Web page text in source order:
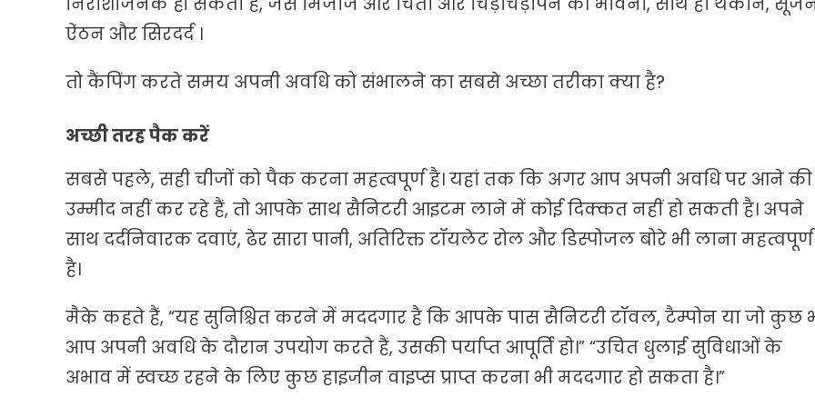
ऐंठन और सिरदर्द ।
तो कैंपिंग करते समय अपनी अवधि को संभालने का सबसे अच्छा तरीका क्या है?
अच्छी तरह पैक करें
सबसे पहले, सही चीजों को पैक करना महत्वपूर्ण है। यहां तक ​​​​कि अगर आप अपनी अवधि पर आने की
उम्मीद नहीं कर रहे हैं, तो आपके साथ सैनिटरी आइटम लाने में कोई दिक्कत नहीं हो सकती है। अपने
साथ दर्दनिवारक दवाएं, ढेर सारा पानी, अतिरिक्त टॉयलेट रोल और डिस्पोजल बोरे भी लाना महत्वपूर्ण
है।
मैके कहते हैं, “यह सुनिश्चित करने में मददगार है कि आपके पास सैनिटरी टॉवल, टैम्पोन या जो कुछ
आप अपनी अवधि के दौरान उपयोग करते हैं, उसकी पर्याप्त आपूर्ति हो।” “उचित धुलाई सुविधाओं के
अभाव में स्वच्छ रहने के लिए कुछ हाइजीन वाइप्स प्राप्त करना भी मददगार हो सकता है।”